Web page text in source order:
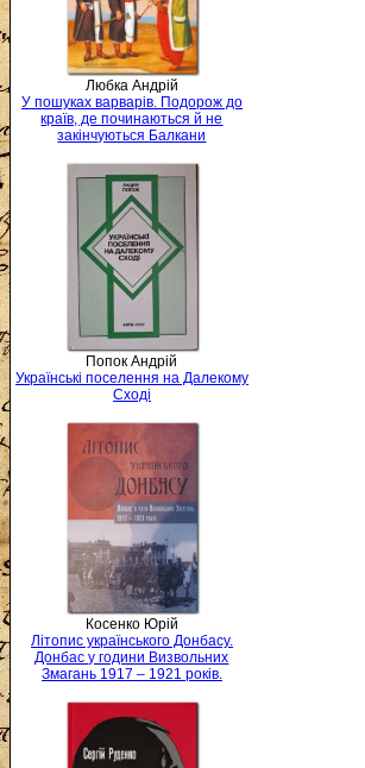
Любка Андрій
У пошуках варварів. Подорож до
країв, де починаються й не
закінчуються Балкани
Попок Андрій
Українські поселення на Далекому
Сході
Косенко Юрій
Літопис українського Донбасу.
Донбас у години Визвольних
Змагань 1917 – 1921 років.